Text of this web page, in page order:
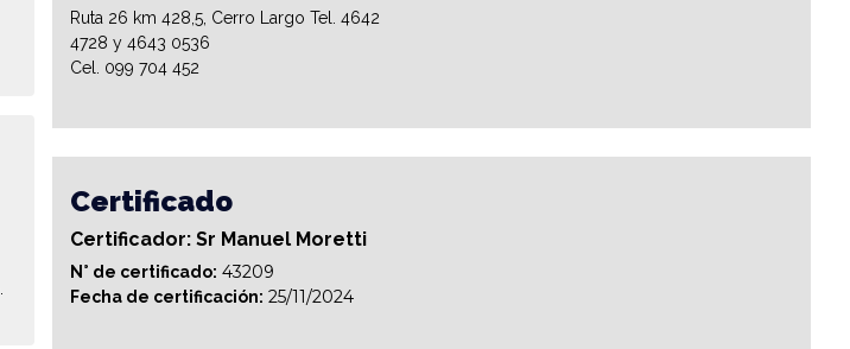
Ruta 26 km 428,5, Cerro Largo Tel. 4642
4728 y 4643 0536
Cel. 099 704 452
Certificado
Certificador: Sr Manuel Moretti
N° de certificado: 43209
Fecha de certificación: 25/11/2024